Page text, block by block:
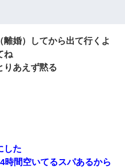
離婚）してから出て行くよ
ね
りあえず黙る
した
時間空いてるスパあるから